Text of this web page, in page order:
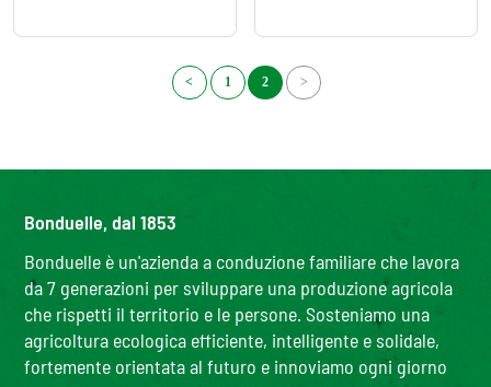
< 1 2 >
Bonduelle, dal 1853
Bonduelle è un'azienda a conduzione familiare che lavora
da 7 generazioni per sviluppare una produzione agricola
che rispetti il territorio e le persone. Sosteniamo una
agricoltura ecologica efficiente, intelligente e solidale,
fortemente orientata al futuro e innoviamo ogni giorno